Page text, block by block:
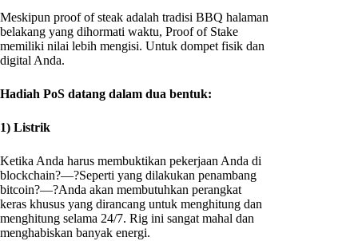
Meskipun proof of steak adalah tradisi BBQ halaman
belakang yang dihormati waktu, Proof of Stake
memiliki nilai lebih mengisi. Untuk dompet fisik dan
digital Anda.
Hadiah PoS datang dalam dua bentuk:
1) Listrik
Ketika Anda harus membuktikan pekerjaan Anda di
blockchain?—?Seperti yang dilakukan penambang
bitcoin?—?Anda akan membutuhkan perangkat
keras khusus yang dirancang untuk menghitung dan
menghitung selama 24/7. Rig ini sangat mahal dan
menghabiskan banyak energi.